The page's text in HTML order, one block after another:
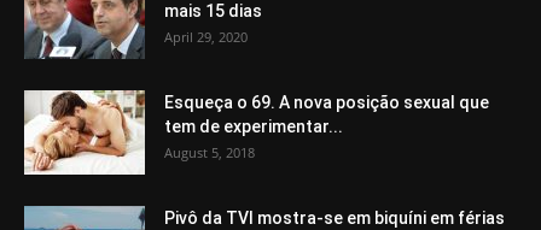
mais 15 dias
April 29, 2020
Esqueça o 69. A nova posição sexual que
tem de experimentar...
August 5, 2018
Pivô da TVI mostra-se em biquíni em férias